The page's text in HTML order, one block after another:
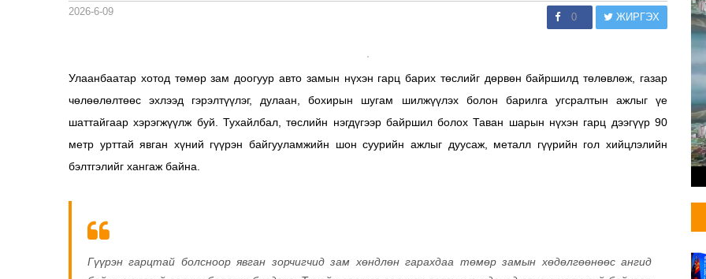
2026-6-09 0 ЖИРГЭХ
Улаанбаатар хотод төмөр зам доогуур авто замын нүхэн гарц барих төслийг дөрвөн байршилд төлөвлөж, газар
чөлөөлөлтөөс эхлээд гэрэлтүүлэг, дулаан, бохирын шугам шилжүүлэх болон барилга угсралтын ажлыг үе
шаттайгаар хэрэгжүүлж буй. Тухайлбал, төслийн нэгдүгээр байршил болох Таван шарын нүхэн гарц дээгүүр 90
метр урттай явган хүний гүүрэн байгууламжийн шон суурийн ажлыг дуусаж, металл гүүрийн гол хийцлэлийн
бэлтгэлийг хангаж байна.
Гүүрэн гарцтай болсноор явган зорчигчид зам хөндлөн гарахдаа төмөр замын хөдөлгөөнөөс ангид